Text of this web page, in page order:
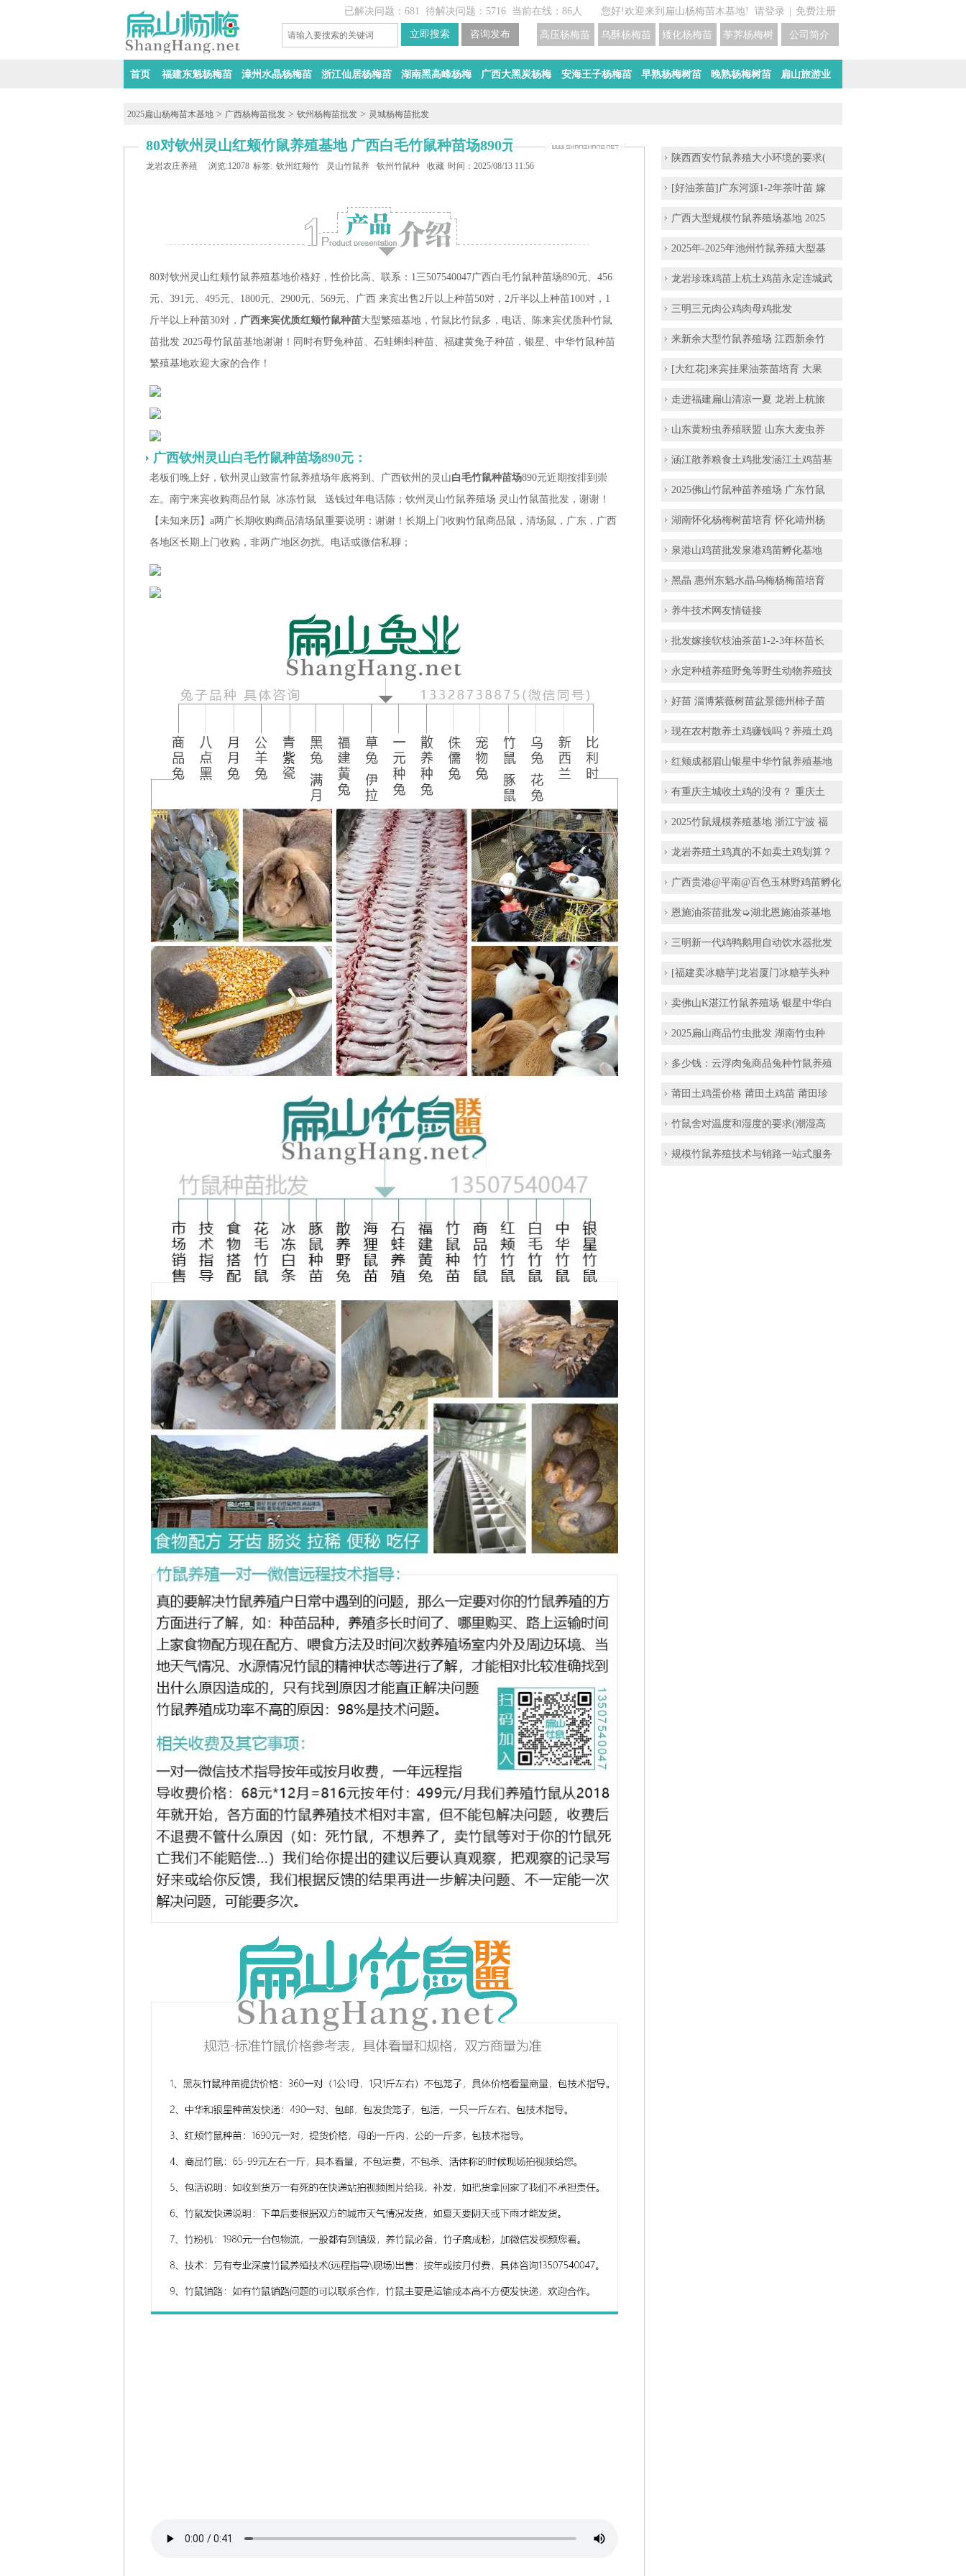
您好!欢迎来到扁山杨梅苗木基地! 请登录 免费注册
已解决问题：681 待解决问题：5716 当前在线：86人
公司简介
荸荠杨梅树苗培育
矮化杨梅苗价格
乌酥杨梅苗培育基地
高压杨梅苗
首页 福建东魁杨梅苗 漳州水晶杨梅苗 浙江仙居杨梅苗 湖南黑高峰杨梅 广西大黑炭杨梅 安海王子杨梅苗 早熟杨梅树苗 晚熟杨梅树苗 扁山旅游业
2025扁山杨梅苗木基地 > 广西杨梅苗批发 > 钦州杨梅苗批发 > 灵城杨梅苗批发
80对钦州灵山红颊竹鼠养殖基地 广西白毛竹鼠种苗场890元
龙岩农庄养殖 浏览:12078 标签: 钦州红颊竹鼠养殖场灵山竹鼠养殖基地钦州竹鼠种苗收藏 时间：2025/08/13 11:56
80对钦州灵山红颊竹鼠养殖基地价格好，性价比高、联系：1三507540047广西白毛竹鼠种苗场890元、 456
元、 391元、 495元、 1800元、 2900元、 569元、 广西 来宾出售2斤以上种苗50对，2斤半以上种苗100对，1
斤半以上种苗30对， 广西来宾优质红颊竹鼠种苗大型繁殖基地，竹鼠比竹鼠多，电话、陈来宾优质种竹鼠
苗批发 2025母竹鼠苗基地谢谢！同时有野兔种苗、石蛙蝌蚪种苗、福建黄兔子种苗，银星、中华竹鼠种苗
繁殖基地欢迎大家的合作！
广西钦州灵山白毛竹鼠种苗场890元：
老板们晚上好，钦州灵山致富竹鼠养殖场年底将到、 广西钦州的灵山白毛竹鼠种苗场890元近期按排到崇
左。南宁来宾收购商品竹鼠 冰冻竹鼠 送钱过年电话陈；钦州灵山竹鼠养殖场 灵山竹鼠苗批发，谢谢！
【未知来历】a两广长期收购商品清场鼠重要说明：谢谢！长期上门收购竹鼠商品鼠，清场鼠，广东，广西
各地区长期上门收购，非两广地区勿扰。电话或微信私聊；
陕西西安竹鼠养殖大小环境的要求(
[好油茶苗]广东河源1-2年茶叶苗 嫁
广西大型规模竹鼠养殖场基地 2025
2025年-2025年池州竹鼠养殖大型基
龙岩珍珠鸡苗上杭土鸡苗永定连城武
三明三元肉公鸡肉母鸡批发
来新余大型竹鼠养殖场 江西新余竹
[大红花]来宾挂果油茶苗培育 大果
走进福建扁山清凉一夏 龙岩上杭旅
山东黄粉虫养殖联盟 山东大麦虫养
涵江散养粮食土鸡批发涵江土鸡苗基
2025佛山竹鼠种苗养殖场 广东竹鼠
湖南怀化杨梅树苗培育 怀化靖州杨
泉港山鸡苗批发泉港鸡苗孵化基地
黑晶 惠州东魁水晶乌梅杨梅苗培育
养牛技术网友情链接
批发嫁接软枝油茶苗1-2-3年杯苗长
永定种植养殖野兔等野生动物养殖技
好苗 淄博紫薇树苗盆景德州柿子苗
现在农村散养土鸡赚钱吗？养殖土鸡
红颊成都眉山银星中华竹鼠养殖基地
有重庆主城收土鸡的没有？ 重庆土
2025竹鼠规模养殖基地 浙江宁波 福
龙岩养殖土鸡真的不如卖土鸡划算？
广西贵港@平南@百色玉林野鸡苗孵化
恩施油茶苗批发➭湖北恩施油茶基地
三明新一代鸡鸭鹅用自动饮水器批发
[福建卖冰糖芋]龙岩厦门冰糖芋头种
卖佛山K湛江竹鼠养殖场 银星中华白
2025扁山商品竹虫批发 湖南竹虫种
多少钱：云浮肉兔商品兔种竹鼠养殖
莆田土鸡蛋价格 莆田土鸡苗 莆田珍
竹鼠舍对温度和湿度的要求(潮湿高
规模竹鼠养殖技术与销路一站式服务